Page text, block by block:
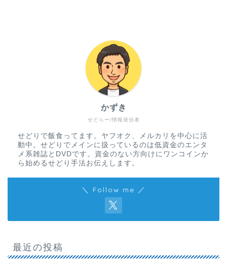
せどらー/情報発信者
かずき
せどりで飯食ってます。ヤフオク、メルカリを中心に活
動中。せどりでメインに扱っているのは低資金のエンタ
メ系雑誌とDVDです。資金のない方向けにワンコインか
ら始めるせどり手法お伝えします。
＼ Follow me ／
最近の投稿